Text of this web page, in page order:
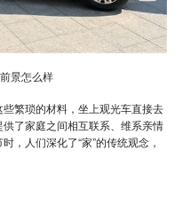
景怎么样
繁琐的材料，坐上观光车直接去
了家庭之间相互联系、维系亲情
，人们深化了“家”的传统观念，